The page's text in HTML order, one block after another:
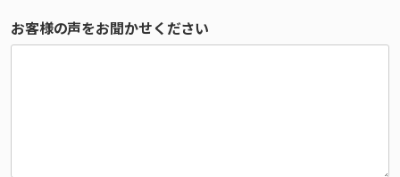
お客様の声をお聞かせください